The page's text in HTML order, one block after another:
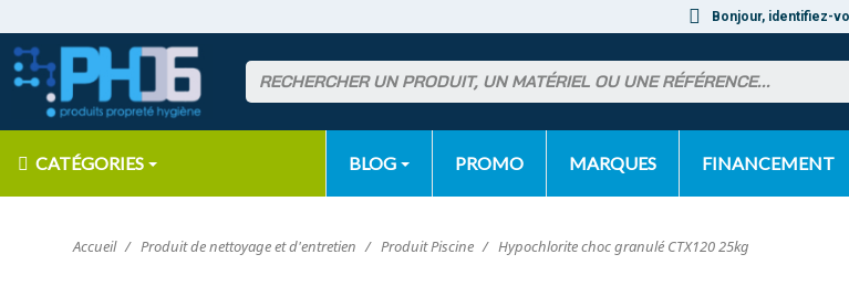
Bonjour, identifiez-
CATÉGORIES BLOG PROMO MARQUES FINANCEMENT
Accueil Produit de nettoyage et d'entretien Produit Piscine Hypochlorite choc granulé CTX120 25kg